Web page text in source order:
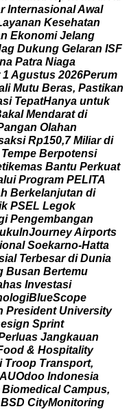
r InternasionalAwal
ayanan Kesehatan
n Ekonomi Jelang
ag Dukung Gelaran ISF
na Patra Niaga
1 Agustus 2026Perum
li Mutu Beras, Pastikan
si TepatHanya untuk
akal Mendarat di
angan Olahan
aksi Rp150,7 Miliar di
Tempe Berpotensi
tikemas Bantu Perkuat
lui Program PELITA
h Berkelanjutan di
k PSEL Legok
i Pengembangan
ukuInJourneyAirports
ional Soekarno-Hatta
ial Terbesar di Dunia
Busan Bertemu
has Investasi
ologiBlueScope
President University
esign Sprint
erluas Jangkauan
ood & Hospitality
i Troop Transport,
AUOdoo Indonesia
Biomedical Campus,
BSD CityMonitoring